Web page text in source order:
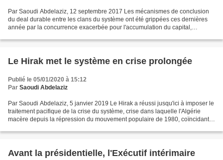
Par Saoudi Abdelaziz, 12 septembre 2017 Les mécanismes de conclusion
du deal durable entre les clans du système ont été grippées ces dernières
année par la concurrence exacerbée pour l'accumulation du capital,
Le Hirak met le système en crise prolongée
Publié le 05/01/2020 à 15:12
Par Saoudi Abdelaziz
Par Saoudi Abdelaziz, 5 janvier 2019 Le Hirak a réussi jusqu'ici à imposer le
traitement pacifique de la crise du système, crise dans laquelle l'Algérie
macère depuis la répression du mouvement populaire de 1980, coïncidant
Avant la présidentielle, l'Exécutif intérimaire